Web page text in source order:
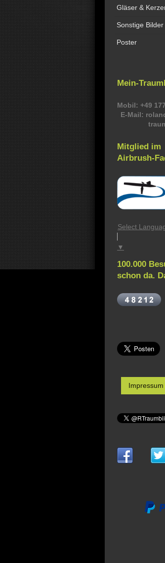
Gläser &
Sonstige Bilder
Poster
Mein-
Mobil: +49
E-Mail:
Airbrush-
Select
▼
100.000
schon da.